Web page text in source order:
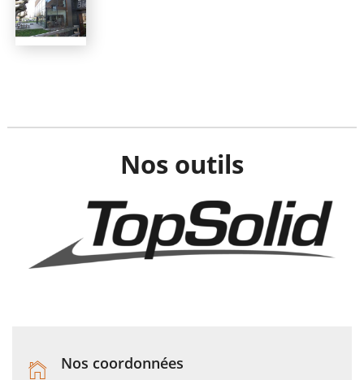
Nos outils
Nos coordonnées